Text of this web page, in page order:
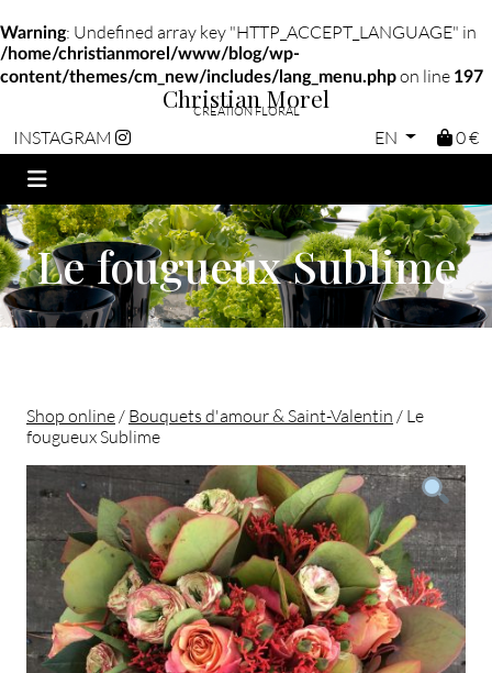
Warning: Undefined array key "HTTP_ACCEPT_LANGUAGE" in
/home/christianmorel/www/blog/wp-
content/themes/cm_new/includes/lang_menu.phpon line 197
INSTAGRAM
Christian Morel
CRÉATION FLORAL
EN 0 €
Le fougueux Sublime
Shop online / Bouquets d'amour & Saint-Valentin / Le
fougueux Sublime